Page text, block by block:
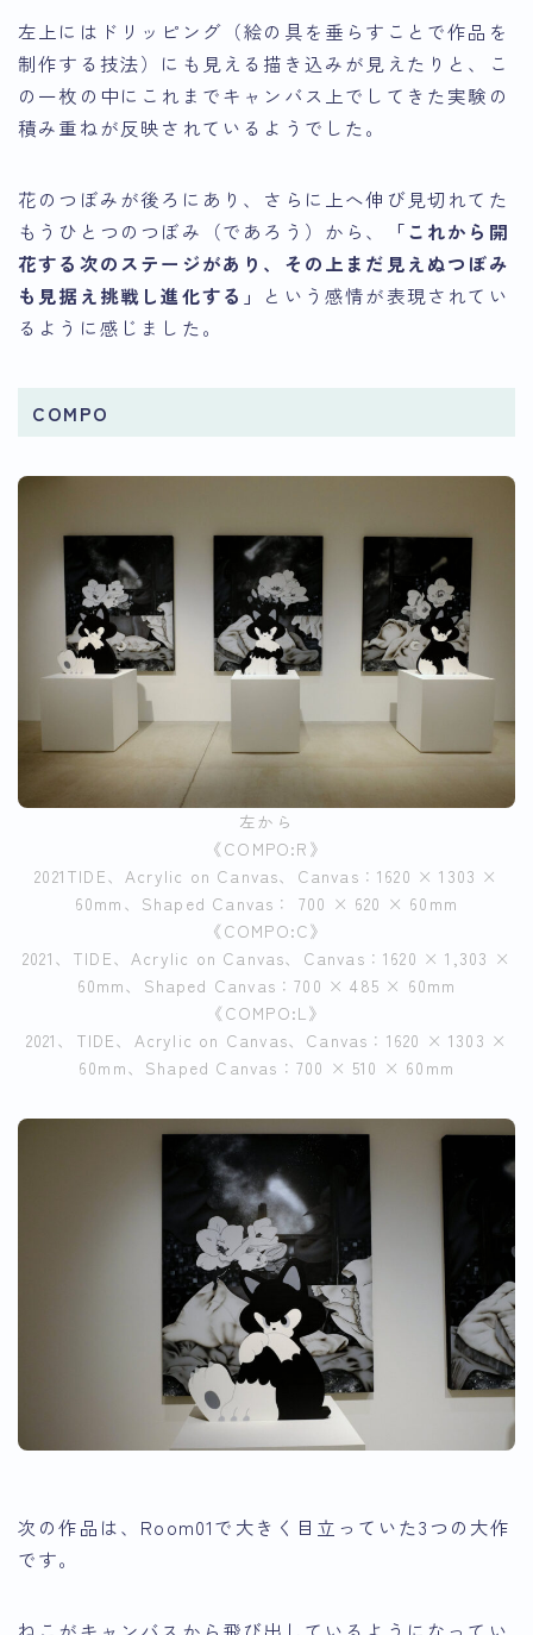
左上にはドリッピング（絵の具を垂らすことで作品を
制作する技法）にも見える描き込みが見えたりと、こ
の 一枚の中にこれまでキャンバス上でしてきた実験の
積み重ねが反映されているよう でした。
花のつぼみが後ろにあり、さらに上へ伸び見切れてた
もうひとつのつぼみ（であろう）から、
「これから開
花する次のステージがあり、その上まだ見えぬつぼみ
も見据え挑戦し進化する」
という感情が表現されてい
るように感じました。
COMPO
左から
《COMPO:R》
2021TIDE、Acrylic on Canvas、Canvas：1620 × 1303 ×
60mm、Shaped Canvas： 700 × 620 × 60mm
《COMPO:C》
2021、TIDE、Acrylic on Canvas、Canvas：1620 × 1,303 ×
60mm、Shaped Canvas：700 × 485 × 60mm
《COMPO:L》
2021、TIDE、Acrylic on Canvas、Canvas：1620 × 1303 ×
60mm、Shaped Canvas：700 × 510 × 60mm
次の作品は、Room01で大きく目立っていた3つの大作
です。